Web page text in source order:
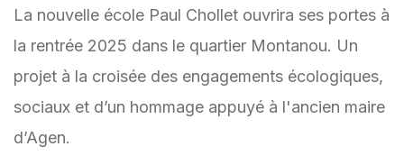
La nouvelle école Paul Chollet ouvrira ses portes à
la rentrée 2025 dans le quartier Montanou. Un
projet à la croisée des engagements écologiques,
sociaux et d’un hommage appuyé à l'ancien maire
d’Agen.